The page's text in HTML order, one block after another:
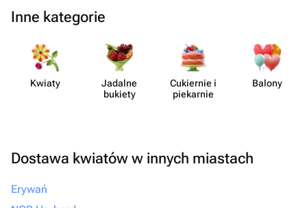
Inne kategorie
Kwiaty
Jadalne
bukiety
Cukiernie i
piekarnie
Balony
Dostawa kwiatów w innych miastach
Erywań